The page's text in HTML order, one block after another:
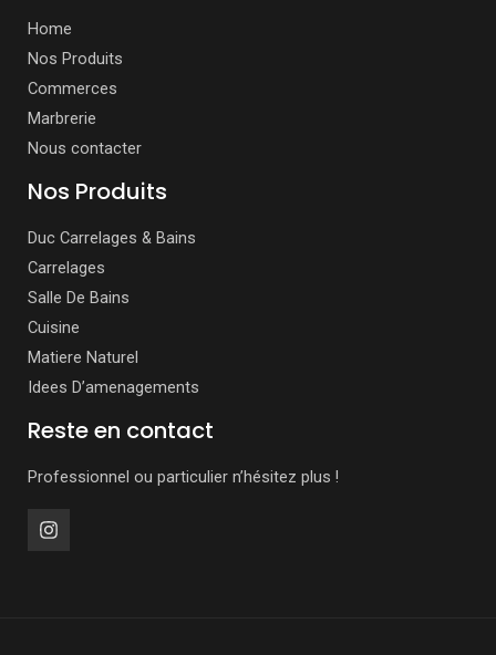
Home
Nos Produits
Commerces
Marbrerie
Nous contacter
Nos Produits
Duc Carrelages & Bains
Carrelages
Salle De Bains
Cuisine
Matiere Naturel
Idees D’amenagements
Reste en contact
Professionnel ou particulier n’hésitez plus !